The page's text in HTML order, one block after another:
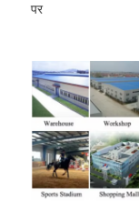
पर